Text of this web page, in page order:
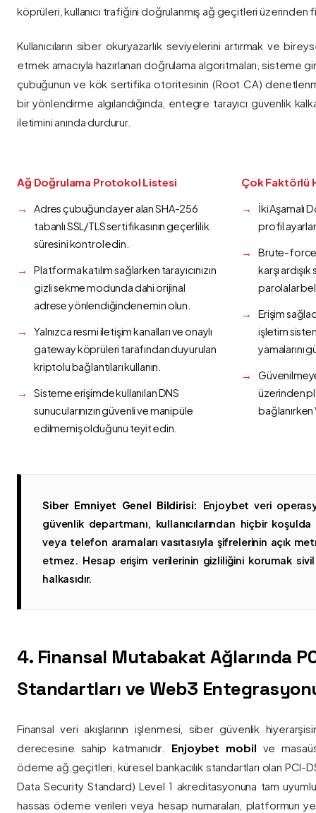
köprüleri, kullanıcı trafiğini doğrulanmış ağ geçitleri üzerinden
Kullanıcıların siber okuryazarlık seviyelerini artırmak ve
etmek amacıyla hazırlanan doğrulama algoritmaları, sisteme
çubuğunun ve kök sertifika otoritesinin (Root CA)
bir yönlendirme algılandığında, entegre tarayıcı güvenlik
iletimini anında durdurur.
Ağ Doğrulama Protokol Listesi
Adres çubuğunda yer alan SHA-256
tabanlı SSL/TLS sertifikasının geçerlilik
süresini kontrol edin.
Platforma katılım sağlarken tarayıcınızın
gizli sekme modunda dahi orijinal
adrese yönlendiğinden emin olun.
Yalnızca resmi iletişim kanalları ve onaylı
gateway köprüleri tarafından duyurulan
kriptolu bağlantıları kullanın.
Sisteme erişimde kullanılan DNS
sunucularınızın güvenli ve manipüle
edilmemiş olduğunu teyit edin.
Çok Faktörlü
İki Aşamalı
profil
Brute-force
karşı
parolalar
Erişim
işletim
yamalarını
üzerinden
bağlanırken
Siber Emniyet Genel Bildirisi:
Enjoybet veri
güvenlik departmanı, kullanıcılarından hiçbir
veya telefon aramaları vasıtasıyla şifrelerinin açık
etmez. Hesap erişim verilerinin gizliliğini korumak
halkasıdır.
4. Finansal Mutabakat Ağlarında
Standartları ve Web3
Finansal veri akışlarının işlenmesi, siber güvenlik
derecesine sahip katmanıdır. Enjoybet mobil ve
ödeme ağ geçitleri, küresel bankacılık standartları olan PCI-
Data Security Standard) Level 1 akreditasyonuna tam
hassas ödeme verileri veya hesap numaraları, platformun